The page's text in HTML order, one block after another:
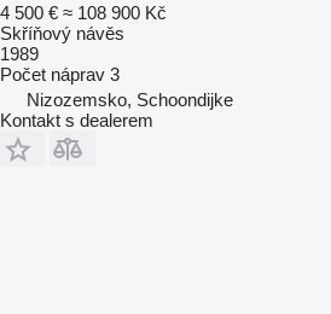
4 500 € ≈ 108 900 Kč
Skříňový návěs
1989
Počet náprav 3
Nizozemsko, Schoondijke
Kontakt s dealerem